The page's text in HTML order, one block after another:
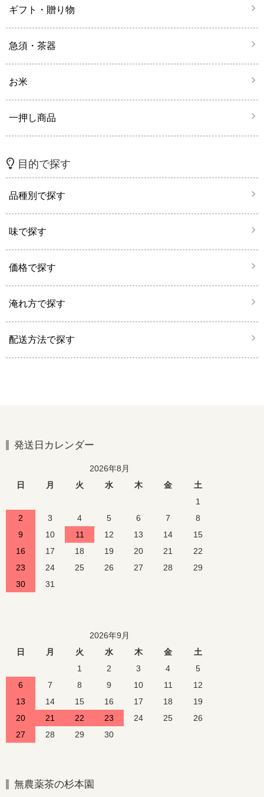
ギフト・贈り物
急須・茶器
お米
一押し商品
目的で探す
品種別で探す
味で探す
価格で探す
淹れ方で探す
配送方法で探す
無農薬茶の杉本園
発送日カレンダー
2026年8月
日
月 火 水 木 金
土
1
2
3 4 5 6 7
8
9
10 11 12 13 14
15
16
17 18 19 20 21
22
23
24 25 26 27 28
29
30
31
2026年9月
日
月 火 水 木 金
土
1
2 3 4
5
6
7 8 9 10 11
12
13
14 15 16 17 18
19
20
21 22 23 24 25
26
27
28 29 30